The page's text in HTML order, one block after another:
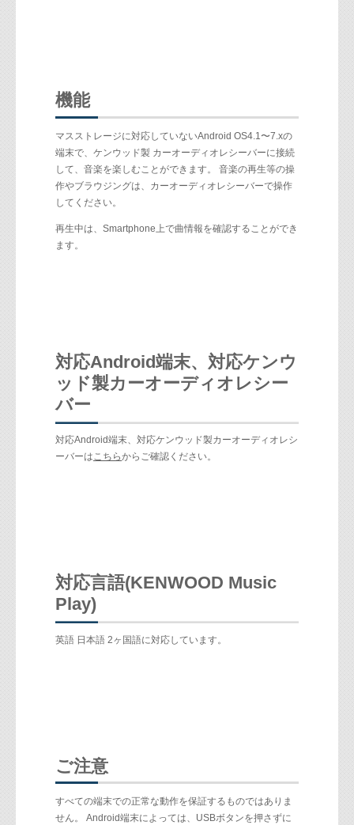
機能
マスストレージに対応していないAndroid OS4.1〜7.xの
端末で、ケンウッド製 カーオーディオレシーバーに接続
して、音楽を楽しむことができます。 音楽の再生等の操
作やブラウジングは、カーオーディオレシーバーで操作
してください。
再生中は、Smartphone上で曲情報を確認することができ
ます。
対応Android端末、対応ケンウ
ッド製カーオーディオレシー
バー
対応Android端末、対応ケンウッド製カーオーディオレシ
ーバーはこちらからご確認ください。
対応言語(KENWOOD Music
Play)
英語 日本語 2ヶ国語に対応しています。
ご注意
すべての端末での正常な動作を保証するものではありま
せん。 Android端末によっては、USBボタンを押さずに